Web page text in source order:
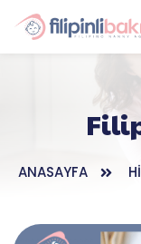
content
ANASAYFA